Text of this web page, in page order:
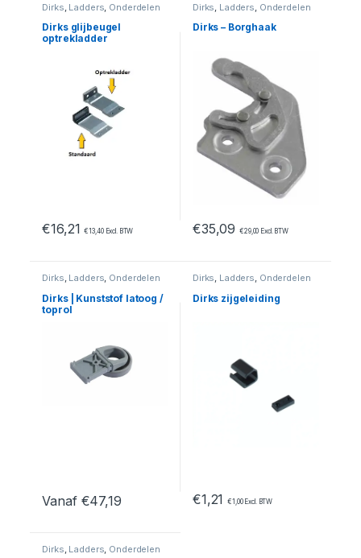
Dirks Ladders Onderdelen
Dirks glijbeugel
optrekladder
€16,21 €13,40Excl. BTW
Dirks Ladders Onderdelen
Dirks – Borghaak
€35,09 €29,00 Excl. BTW
Dirks, Ladders, Onderdelen
Dirks | Kunststof latoog /
toprol
Vanaf €47,19
Dirks, Ladders, Onderdelen
Dirks zijgeleiding
€1,21 €1,00Excl. BTW
Dirks Ladders Onderdelen